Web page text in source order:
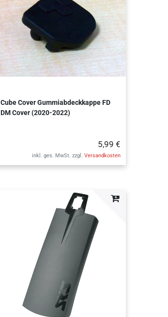
Cube Cover Gummiabdeckkappe FD
DM Cover (2020-2022)
5,99 €
inkl. ges. MwSt. zzgl. Versandkosten